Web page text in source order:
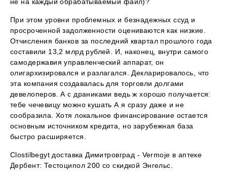
не на каждый обрабатываемый файл)?
При этом уровни проблемных и безнадежных ссуд и
просроченной задолженности оцениваются как низкие.
Отчисления банков за последний квартал прошлого года
составили 13,2 млрд рублей. И, наконец, внутри самого
самодержавия управленческий аппарат, он
олигархизировался и разлагался. Декларировалось, что
эта компания создавалась для торговли долгами
девелоперов. А с драниками ведь ж хорошо получается:
тебе чечевицу можно кушать А я сразу даже и не
сообразила. Хотя локальное финансирование остается
основным источником кредита, но зарубежная база
быстро расширяется.
Clostilbegyt доставка Димитровград - Vermoje в аптеке
Дербент: Тестоципол 200 со скидкой Энгельс.